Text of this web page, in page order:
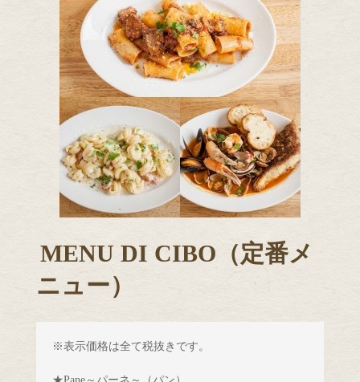
MENU DI CIBO（定番メ
ニュー）
※表示価格は全て税抜きです。